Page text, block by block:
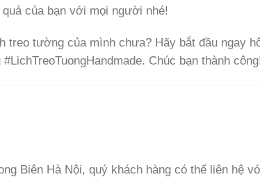
của bạn với mọi người nhé!
treo tường của mình chưa? Hãy bắt đầu ngay
Chúc bạn thành công!
Biên Hà Nội, quý khách hàng có thể liên hệ